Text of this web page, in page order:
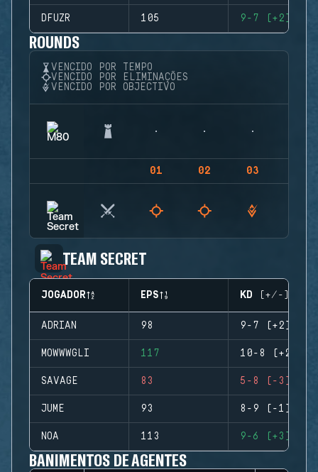
DFUZR 105 9-7 (+2)
ROUNDS
VENCIDO POR TEMPO
VENCIDO POR ELIMINAÇÕES
VENCIDO POR OBJECTIVO
01 02 03
TEAM SECRET
JOGADOR EPS KD (+/-)
ADRIAN 98 9-7 (+2)
MOWWWGLI 117 10-8 (+2)
SAVAGE 83 5-8 (-3)
JUME 93 8-9 (-1)
NOA 113 9-6 (+3)
BANIMENTOS DE AGENTES